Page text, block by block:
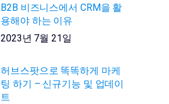
B2B 비즈니스에서 CRM을 활
용해야 하는 이유
2023년 7월 21일
허브스팟으로 똑똑하게 마케
팅 하기 – 신규기능 및 업데이
트